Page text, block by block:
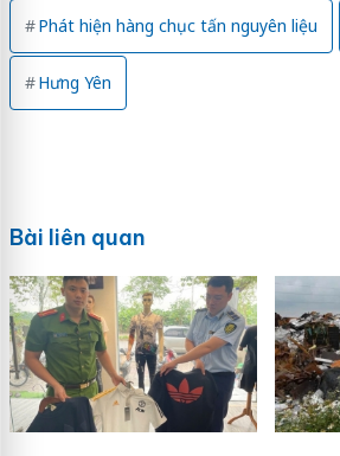
Phát hiện hàng chục tấn nguyên liệu
Hưng Yên
Bài liên quan